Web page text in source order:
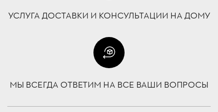
УСЛУГА ДОСТАВКИ И КОНСУЛЬТАЦИИ НА ДОМУ
МЫ ВСЕГДА ОТВЕТИМ НА ВСЕ ВАШИ ВОПРОСЫ